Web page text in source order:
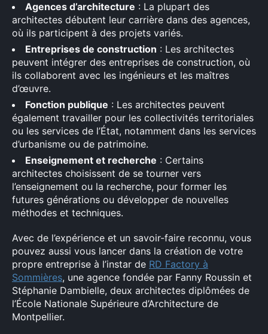
Agences d’architecture : La plupart des
architectes débutent leur carrière dans des agences,
où ils participent à des projets variés.
Entreprises de construction : Les architectes
peuvent intégrer des entreprises de construction, où
ils collaborent avec les ingénieurs et les maîtres
d’œuvre.
Fonction publique : Les architectes peuvent
également travailler pour les collectivités territoriales
ou les services de l’État, notamment dans les services
d’urbanisme ou de patrimoine.
Enseignement et recherche : Certains
architectes choisissent de se tourner vers
l’enseignement ou la recherche, pour former les
futures générations ou développer de nouvelles
méthodes et techniques.
Avec de l’expérience et un savoir-faire reconnu, vous
pouvez aussi vous lancer dans la création de votre
propre entreprise à l’instar de RD Factory à
Sommières, une agence fondée par Fanny Roussin et
Stéphanie Dambielle, deux architectes diplômées de
l’École Nationale Supérieure d’Architecture de
Montpellier.